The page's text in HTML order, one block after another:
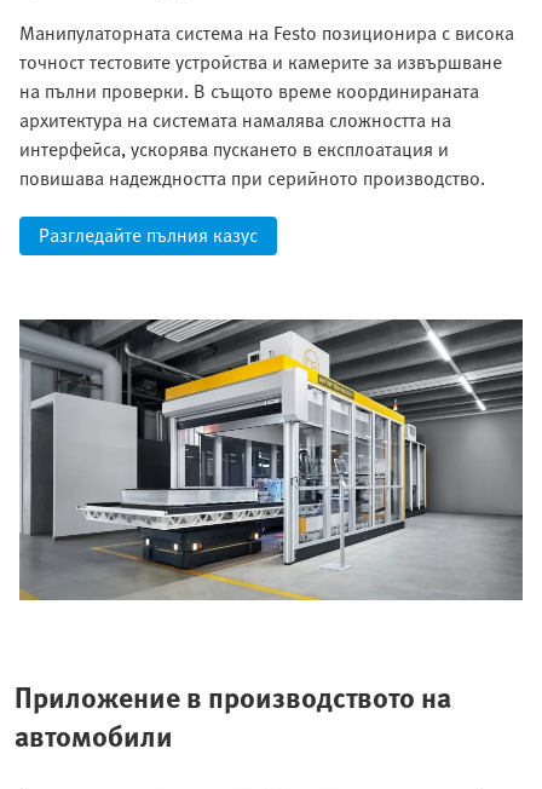
Манипулаторната система на Festo позиционира с висока
точност тестовите устройства и камерите за извършване
на пълни проверки. В същото време координираната
архитектура на системата намалява сложността на
интерфейса, ускорява пускането в експлоатация и
повишава надеждността при серийното производство.
Разгледайте пълния казус
Приложение в производството на
автомобили